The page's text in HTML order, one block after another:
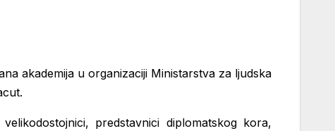
akademija u organizaciji Ministarstva za ljudska
predstavnici diplomatskog kora,